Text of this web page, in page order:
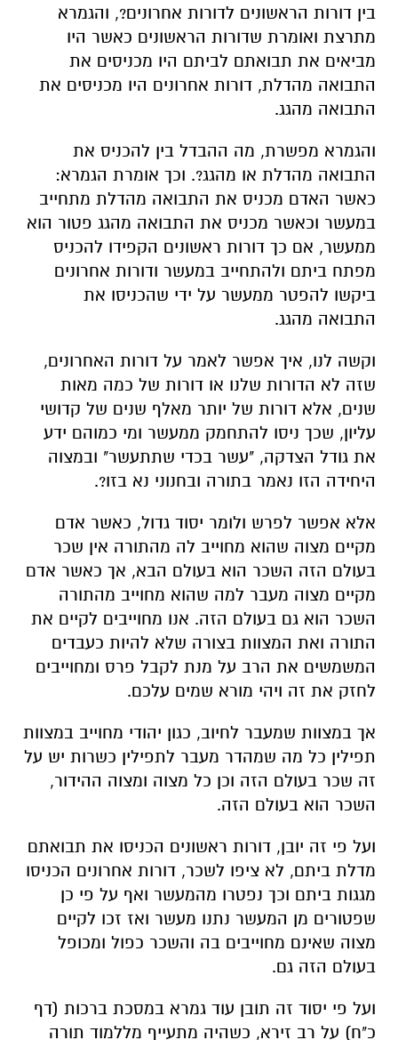
בין דורות הראשונים לדורות אחרונים?, והגמרא
מתרצת ואומרת שדורות הראשונים כאשר היו
מביאים את תבואתם לביתם היו מכניסים את
התבואה מהדלת, דורות אחרונים היו מכניסים את
התבואה מהגג.
והגמרא מפשרת, מה ההבדל בין להכניס את
התבואה מהדלת או מהגג?. וכך אומרת הגמרא:
כאשר האדם מכניס את התבואה מהדלת מתחייב
במעשר וכאשר מכניס את התבואה מהגג פטור הוא
ממעשר, אם כך דורות ראשונים הקפידו להכניס
מפתח ביתם ולהתחייב במעשר ודורות אחרונים
ביקשו להפטר ממעשר על ידי שהכניסו את
התבואה מהגג.
וקשה לנו, איך אפשר לאמר על דורות האחרונים,
שזה לא הדורות שלנו או דורות של כמה מאות
שנים, אלא דורות של יותר מאלף שנים של קדושי
עליון, שכך ניסו להתחמק ממעשר ומי כמוהם ידע
את גודל הצדקה, "עשר בכדי שתתעשר" ובמצוה
היחידה הזו נאמר בתורה ובחנוני נא בזו?.
אלא אפשר לפרש ולומר יסוד גדול, כאשר אדם
מקיים מצוה שהוא מחוייב לה מהתורה אין שכר
בעולם הזה השכר הוא בעולם הבא, אך כאשר אדם
מקיים מצוה מעבר למה שהוא מחוייב מהתורה
השכר הוא גם בעולם הזה. אנו מחוייבים לקיים את
התורה ואת המצוות בצורה שלא להיות כעבדים
המשמשים את הרב על מנת לקבל פרס ומחוייבים
לחזק את זה ויהי מורא שמים עלכם.
אך במצוות שמעבר לחיוב, כגון יהודי מחוייב במצוות
תפילין כל מה שמהדר מעבר לתפילין כשרות יש על
זה שכר בעולם הזה וכן כל מצוה ומצוה ההידור,
השכר הוא בעולם הזה.
ועל פי זה יובן, דורות ראשונים הכניסו את תבואתם
מדלת ביתם, לא ציפו לשכר, דורות אחרונים הכניסו
מגגות ביתם וכך נפטרו מהמעשר ואף על פי כן
שפטורים מן המעשר נתנו מעשר ואז זכו לקיים
מצוה שאינם מחוייבים בה והשכר כפול ומכופל
בעולם הזה גם.
ועל פי יסוד זה תובן עוד גמרא במסכת ברכות (דף
כ"ח) על רב זירא, כשהיה מתעייף מללמוד תורה